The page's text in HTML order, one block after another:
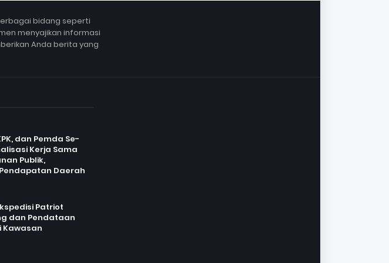
bidang seperti
menyajikan informasi
Anda berita yang
dan Pemda Se-
Kerja Sama
Publik,
Daerah
Patriot
dan Pendataan
Kawasan